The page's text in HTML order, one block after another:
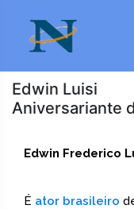
Edwin Luisi
Aniversariante
Edwin Frederico
É ator brasileiro